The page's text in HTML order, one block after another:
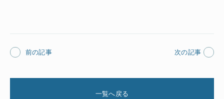
前の記事 次の記事
一覧へ戻る